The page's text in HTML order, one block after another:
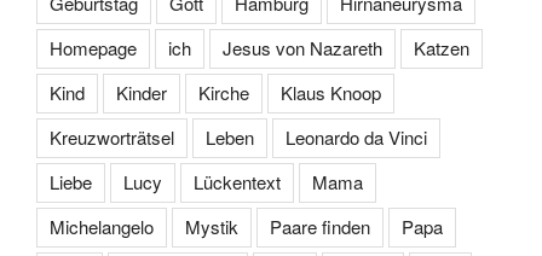
Homepage
ich Jesus von Nazareth
Katzen
Kind
Kinder Kirche
Klaus Knoop
Kreuzworträtsel
Leben
Leonardo da Vinci
Liebe
Lucy Lückentext
Mama
Michelangelo
Mystik Paare finden
Papa